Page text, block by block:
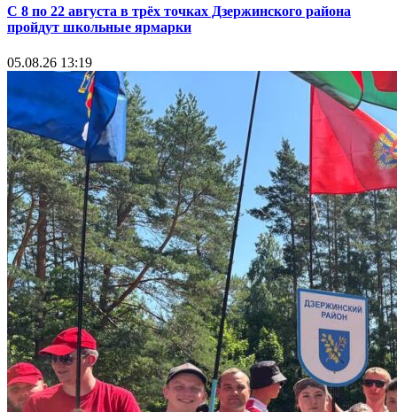
С 8 по 22 августа в трёх точках Дзержинского района
пройдут школьные ярмарки
05.08.26 13:19